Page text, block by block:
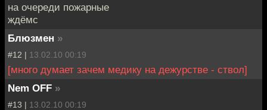
на очереди пожарные
ждёмс
Блюзмен »
#12 | 13.02.10 00:19
[много думает зачем медику на дежурстве - ствол]
Nem OFF »
#13 | 13.02.10 00:19